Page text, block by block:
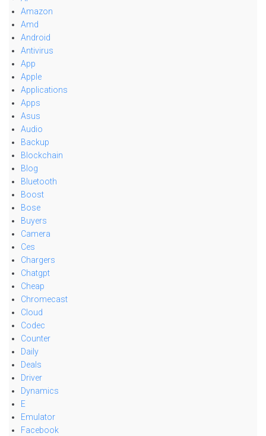
Amazon
Amd
Android
Antivirus
App
Apple
Applications
Apps
Asus
Audio
Backup
Blockchain
Blog
Bluetooth
Boost
Bose
Buyers
Camera
Ces
Chargers
Chatgpt
Cheap
Chromecast
Cloud
Codec
Counter
Daily
Deals
Driver
Dynamics
E
Emulator
Facebook